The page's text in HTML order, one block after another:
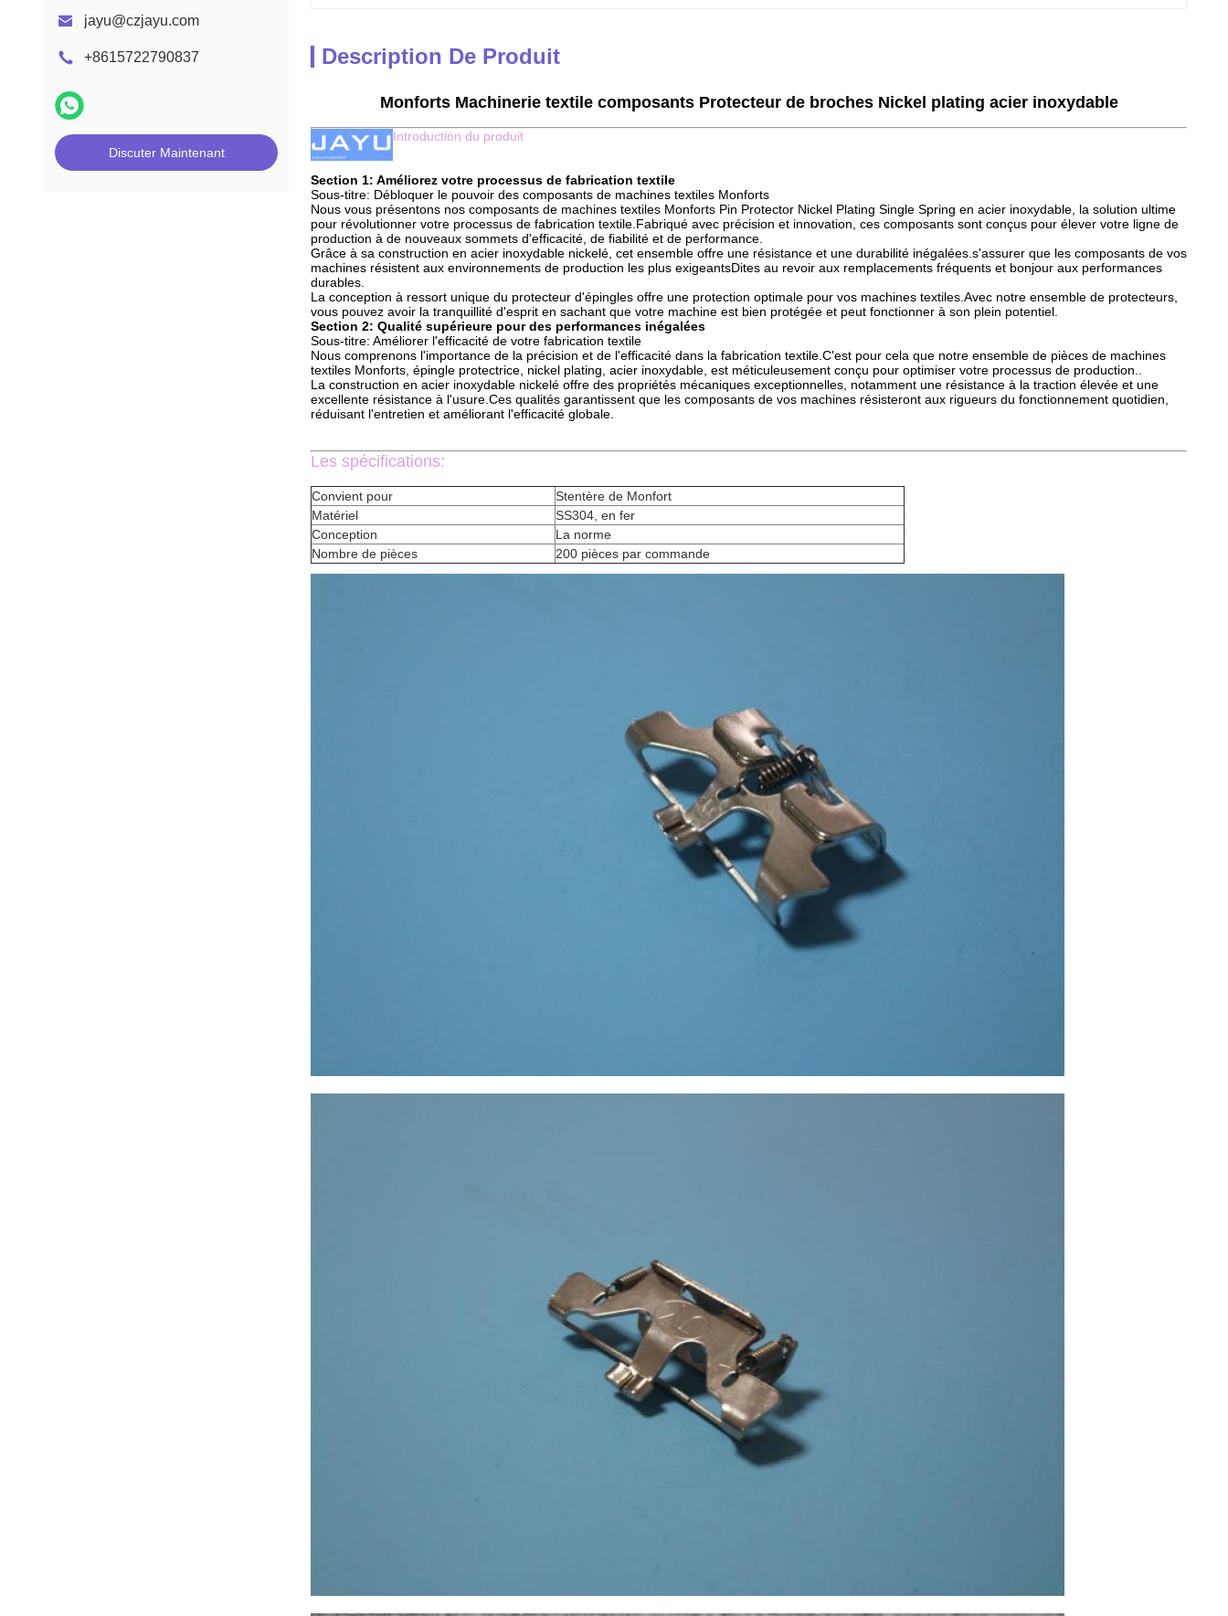
jayu@czjayu.com
+8615722790837
Discuter Maintenant
Description De Produit
Monforts Machinerie textile composants Protecteur de broches Nickel plating acier inoxydable
Introduction du produit
Section 1: Améliorez votre processus de fabrication textile
Sous-titre: Débloquer le pouvoir des composants de machines textiles Monforts
Nous vous présentons nos composants de machines textiles Monforts Pin Protector Nickel Plating Single Spring en acier inoxydable, la solution ultime
pour révolutionner votre processus de fabrication textile.Fabriqué avec précision et innovation, ces composants sont conçus pour élever votre ligne de
production à de nouveaux sommets d'efficacité, de fiabilité et de performance.
Grâce à sa construction en acier inoxydable nickelé, cet ensemble offre une résistance et une durabilité inégalées.s'assurer que les composants de vos
machines résistent aux environnements de production les plus exigeantsDites au revoir aux remplacements fréquents et bonjour aux performances
durables.
La conception à ressort unique du protecteur d'épingles offre une protection optimale pour vos machines textiles.Avec notre ensemble de protecteurs,
vous pouvez avoir la tranquillité d'esprit en sachant que votre machine est bien protégée et peut fonctionner à son plein potentiel.
Section 2: Qualité supérieure pour des performances inégalées
Sous-titre: Améliorer l'efficacité de votre fabrication textile
Nous comprenons l'importance de la précision et de l'efficacité dans la fabrication textile.C'est pour cela que notre ensemble de pièces de machines
textiles Monforts, épingle protectrice, nickel plating, acier inoxydable, est méticuleusement conçu pour optimiser votre processus de production..
La construction en acier inoxydable nickelé offre des propriétés mécaniques exceptionnelles, notamment une résistance à la traction élevée et une
excellente résistance à l'usure.Ces qualités garantissent que les composants de vos machines résisteront aux rigueurs du fonctionnement quotidien,
réduisant l'entretien et améliorant l'efficacité globale.
Les spécifications:
Convient pour
Stentère de Monfort
Matériel
SS304, en fer
Conception
La norme
Nombre de pièces
200 pièces par commande